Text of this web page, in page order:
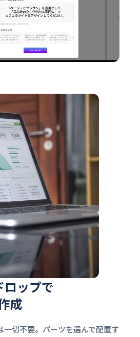
ロップで
成
一切不要。パーツを選んで配置す